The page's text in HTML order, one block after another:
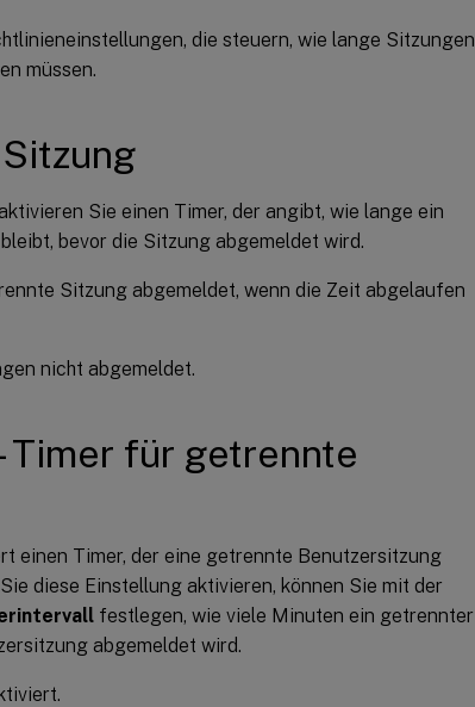
die steuern, wie lange Sitzungen
müssen.
Sie einen Timer, der angibt, wie lange ein
bevor die Sitzung abgemeldet wird.
Sitzung abgemeldet, wenn die Zeit abgelaufen
nicht abgemeldet.
Timer für getrennte
einen Timer, der eine getrennte Benutzersitzung
diese Einstellung aktivieren, können Sie mit der
festlegen, wie viele Minuten ein getrennter
abgemeldet wird.